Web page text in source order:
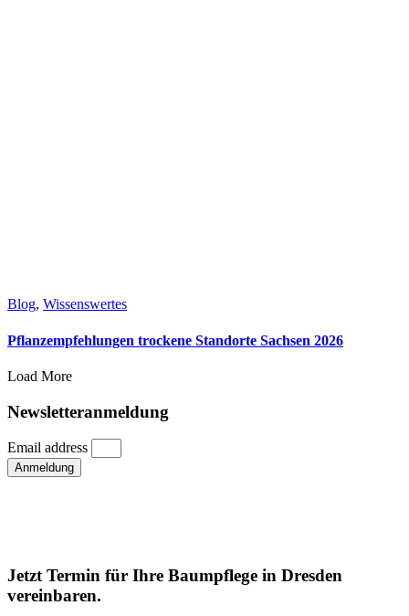
Blog, Wissenswertes
Pflanzempfehlungen trockene Standorte Sachsen 2026
Load More
Newsletteranmeldung
Email address
Anmeldung
Jetzt Termin für Ihre Baumpflege in Dresden
vereinbaren.